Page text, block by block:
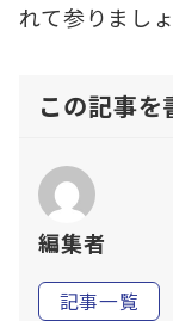
れて参りましょ
この記事を
編集者
記事一覧